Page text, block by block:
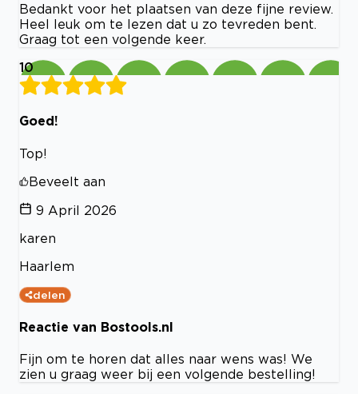
Bedankt voor het plaatsen van deze fijne review.
Heel leuk om te lezen dat u zo tevreden bent.
Graag tot een volgende keer.
10
Goed!
Top!
Beveelt aan
9 April 2026
karen
Haarlem
delen
Reactie van Bostools.nl
Fijn om te horen dat alles naar wens was! We
zien u graag weer bij een volgende bestelling!